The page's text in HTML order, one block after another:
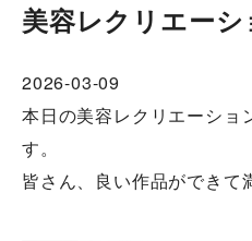
美容レクリエーシ
2026-03-09
本日の美容レクリエーショ
す。
皆さん、良い作品ができて